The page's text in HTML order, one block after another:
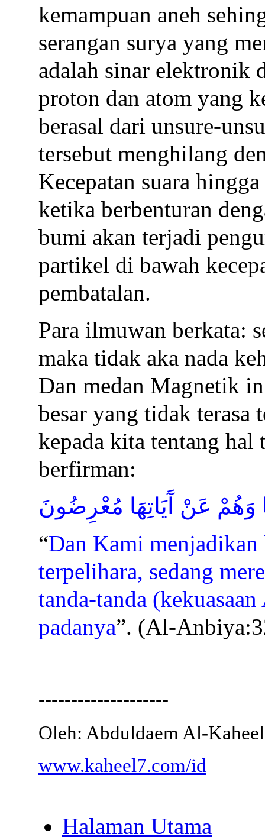
kemampuan aneh
serangan surya yang
adalah sinar elektronik
proton dan atom yang
berasal dari unsure-
tersebut menghilang
Kecepatan suara
ketika berbenturan
bumi akan terjadi
partikel di bawah
pembatalan.
Para ilmuwan berkata:
maka tidak aka nada
Dan medan Magnetik
besar yang tidak
kepada kita tentang
berfirman:
وَهُمْ عَنْ آَيَاتِهَا مُعْرِضُونَ
“Dan Kami
terpelihara, sedang
tanda-tanda
padanya”. (Al-
--------------------
Oleh: Abduldaem Al-Kaheel
www.kaheel7.com/id
Halaman Utama